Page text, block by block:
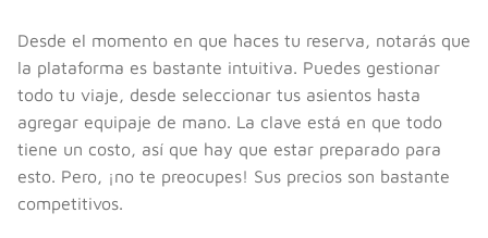
Desde el momento en que haces tu reserva, notarás que
la plataforma es bastante intuitiva. Puedes gestionar
todo tu viaje, desde seleccionar tus asientos hasta
agregar equipaje de mano. La clave está en que todo
tiene un costo, así que hay que estar preparado para
esto. Pero, ¡no te preocupes! Sus precios son bastante
competitivos.